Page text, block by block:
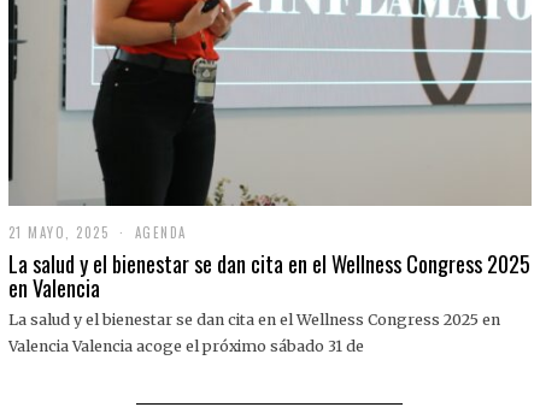
21 MAYO, 2025
1
M
O
,
AGENDA
La salud y el bienestar se dan cita en el Wellness Congress 2025
en Valencia
La salud y el bienestar se dan cita en el Wellness Congress 2025 en
Valencia Valencia acoge el próximo sábado 31 de